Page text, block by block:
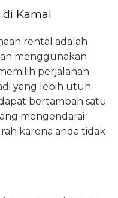
Kamal
rental adalah
menggunakan
perjalanan
yang lebih utuh.
bertambah satu
mengendarai
karena anda tidak